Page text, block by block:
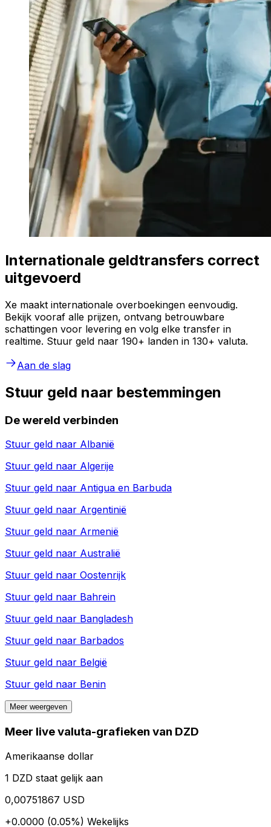
Internationale geldtransfers correct
uitgevoerd
Xe maakt internationale overboekingen eenvoudig.
Bekijk vooraf alle prijzen, ontvang betrouwbare
schattingen voor levering en volg elke transfer in
realtime. Stuur geld naar 190+ landen in 130+ valuta.
Aan de slag
Stuur geld naar bestemmingen
De wereld verbinden
Stuur geld naar Albanië
Stuur geld naar Algerije
Stuur geld naar Antigua en Barbuda
Stuur geld naar Argentinië
Stuur geld naar Armenië
Stuur geld naar Australië
Stuur geld naar Oostenrijk
Stuur geld naar Bahrein
Stuur geld naar Bangladesh
Stuur geld naar Barbados
Stuur geld naar België
Stuur geld naar Benin
Meer weergeven
Meer live valuta-grafieken van DZD
Amerikaanse dollar
1 DZD staat gelijk aan
0,00751867 USD
+0.0000 (0.05%) Wekelijks